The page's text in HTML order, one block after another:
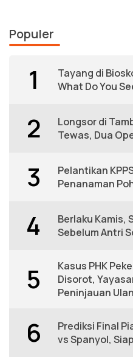
Populer
1
Tayang di
What Do You
2
Longsor di
Tewas, Dua
3
Pelantikan
Penanaman
4
Berlaku Kamis,
Sebelum Antri
5
Kasus PHK
Disorot,
Peninjauan
6
Prediksi Final
vs Spanyol,